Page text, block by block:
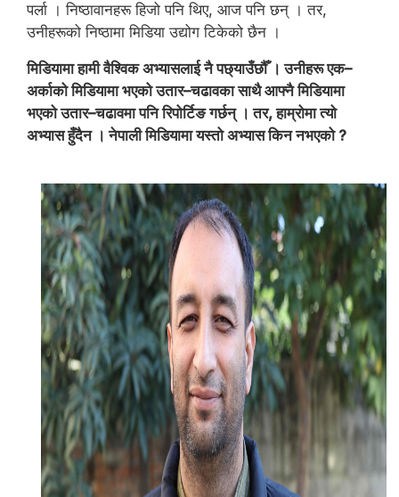
पर्ला । निष्ठावानहरू हिजो पनि थिए, आज पनि छन् । तर,
उनीहरूको निष्ठामा मिडिया उद्योग टिकेको छैन ।
मिडियामा हामी वैश्विक अभ्यासलाई नै पछ्याउँछौँ । उनीहरू एक–
अर्काको मिडियामा भएको उतार–चढावका साथै आफ्नै मिडियामा
भएको उतार–चढावमा पनि रिपोर्टिङ गर्छन् । तर, हाम्रोमा त्यो
अभ्यास हुँदैन । नेपाली मिडियामा यस्तो अभ्यास किन नभएको ?